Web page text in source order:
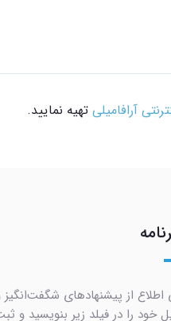
آرافامیلی تهیه نمایید.
اطلاع از پیشنهادهای
خود را در فیلد زیر بنویسید و